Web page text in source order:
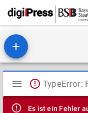
Mirador
Viewer
Es ist ein Fehler